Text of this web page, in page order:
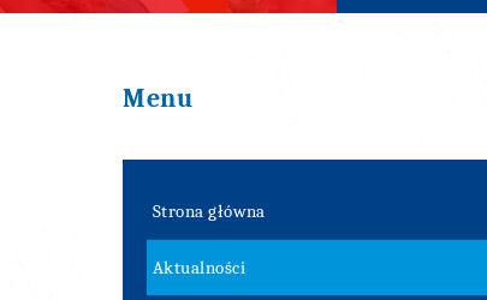
Menu
Strona główna
Aktualności